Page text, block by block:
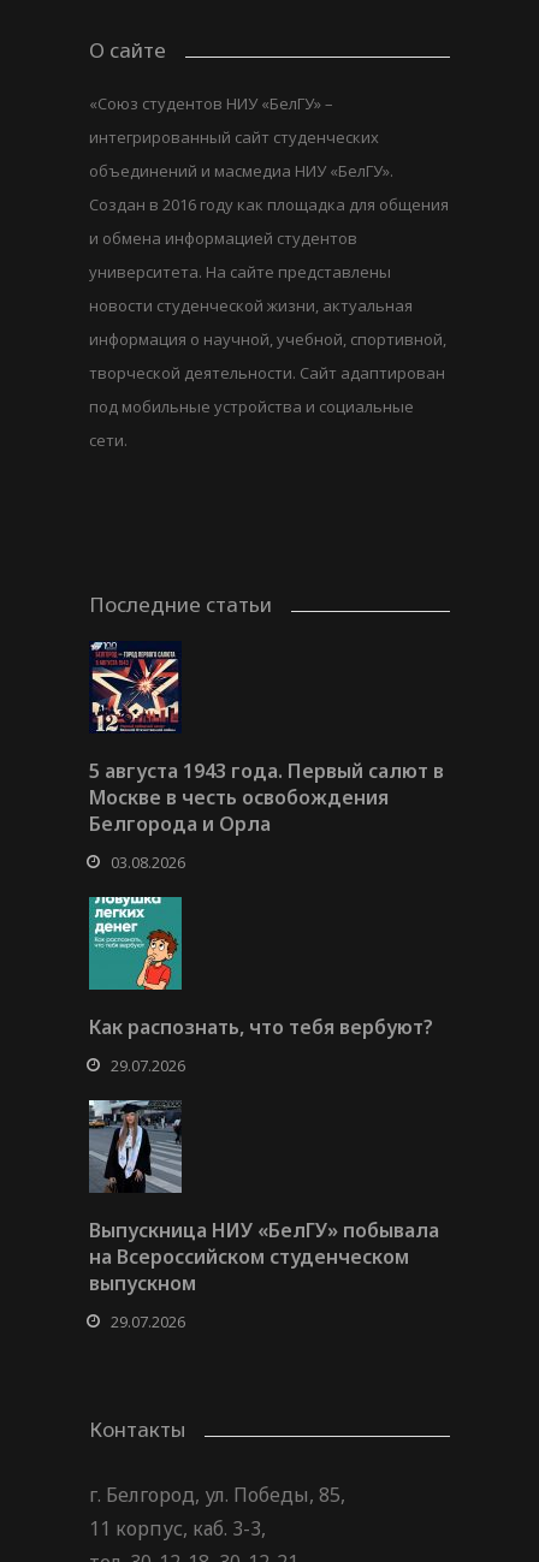
О сайте
«Союз студентов НИУ «БелГУ» –
интегрированный сайт студенческих
объединений и масмедиа НИУ «БелГУ».
Создан в 2016 году как площадка для общения
и обмена информацией студентов
университета. На сайте представлены
новости студенческой жизни, актуальная
информация о научной, учебной, спортивной,
творческой деятельности. Сайт адаптирован
под мобильные устройства и социальные
сети.
Последние статьи
5 августа 1943 года. Первый салют в
Москве в честь освобождения
Белгорода и Орла
03.08.2026
Как распознать, что тебя вербуют?
29.07.2026
Выпускница НИУ «БелГУ» побывала
на Всероссийском студенческом
выпускном
29.07.2026
Контакты
г. Белгород, ул. Победы, 85,
11 корпус, каб. 3-3,